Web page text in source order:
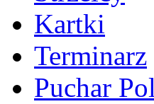
Kartki
Terminarz
Puchar